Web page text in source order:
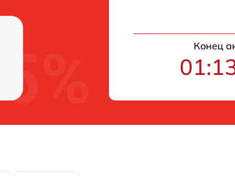
Конец